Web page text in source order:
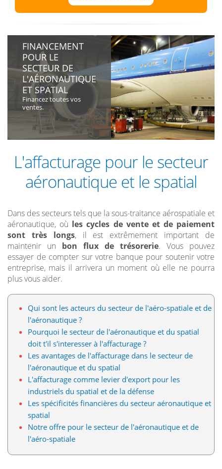
FINANCEMENT
POUR LE
SECTEUR DE
L'AÉRONAUTIQUE
ET SPATIAL
Financez toutes vos
ventes.
L'affacturage pour le secteur
aéronautique et le spatial
Dans des secteurs tels que la sous-traitance aérospatiale et
aéronautique, où les cycles de vente et de paiement
sont très longs, il est extrêmement important de
maintenir un bon flux de trésorerie. Vous pouvez
essayer de compter sur votre banque pour soutenir votre
entreprise, mais il arrivera un moment où elle ne pourra
plus vous aider.
Qui sont les acteurs du secteur de l'aéro-spatiale et de
l'aéronautique ?
Pourquoi le secteur de l'aéronautique et du spatial
doit t'il s'interesser à l'affacturage ?
Les avantages de l'affacturage dans le secteur de
l'aéronautique et du spatial
L'affacturage comme levier d'export pour les
industriels du spatial et de la défense
Les spécificités financières du secteur aéronautique et
spatial
Notre offre pour le secteur de l'aéronautique et de
l'aéro-spatiale